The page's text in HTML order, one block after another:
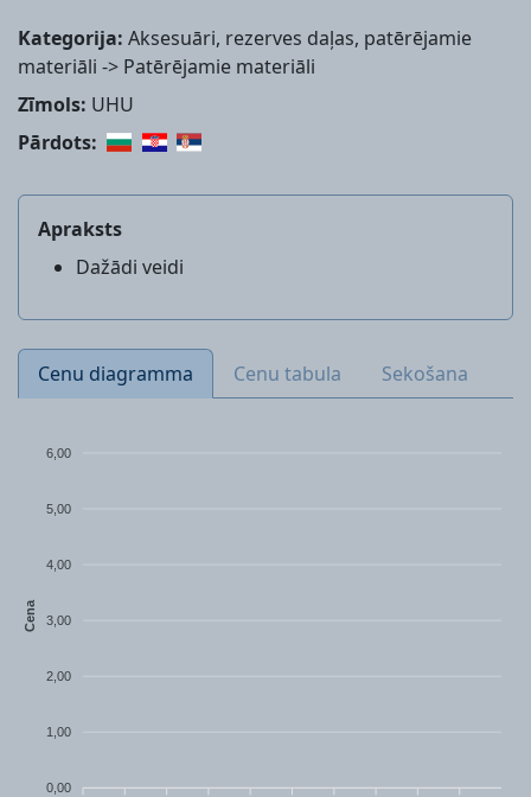
Kategorija: Aksesuāri, rezerves daļas, patērējamie
materiāli -> Patērējamie materiāli
Zīmols: UHU
Pārdots:
Apraksts
Dažādi veidi
Cenu diagramma Cenu tabula Sekošana
6,00
5,00
4,00
3,00
2,00
1,00
0,00
Cena